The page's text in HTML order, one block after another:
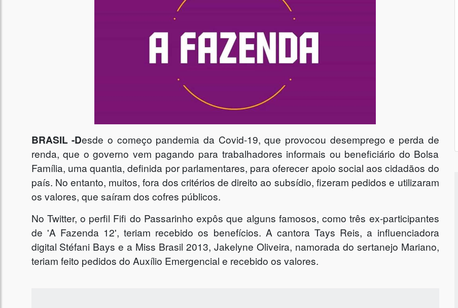
BRASIL -Desde o começo pandemia da Covid-19, que provocou desemprego e perda de
renda, que o governo vem pagando para trabalhadores informais ou beneficiário do Bolsa
Família, uma quantia, definida por parlamentares, para oferecer apoio social aos cidadãos do
país. No entanto, muitos, fora dos critérios de direito ao subsídio, fizeram pedidos e utilizaram
os valores, que saíram dos cofres públicos.
No Twitter, o perfil Fifi do Passarinho expôs que alguns famosos, como três ex-participantes
de 'A Fazenda 12', teriam recebido os benefícios. A cantora Tays Reis, a influenciadora
digital Stéfani Bays e a Miss Brasil 2013, Jakelyne Oliveira, namorada do sertanejo Mariano,
teriam feito pedidos do Auxílio Emergencial e recebido os valores.